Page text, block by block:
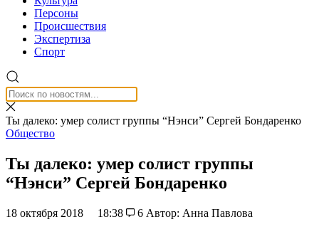
Персоны
Происшествия
Экспертиза
Спорт
Ты далеко: умер солист группы “Нэнси” Сергей Бондаренко
Общество
Ты далеко: умер солист группы
“Нэнси” Сергей Бондаренко
18 октября 2018 18:38 6 Автор: Анна Павлова